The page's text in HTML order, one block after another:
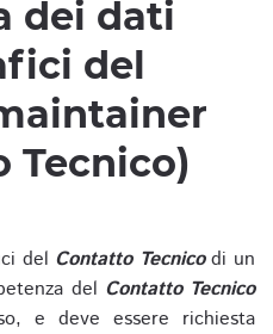
dei dati
del
Tecnico)
del Contatto Tecnicodi un
del Contatto Tecnico
e deve essere richiesta